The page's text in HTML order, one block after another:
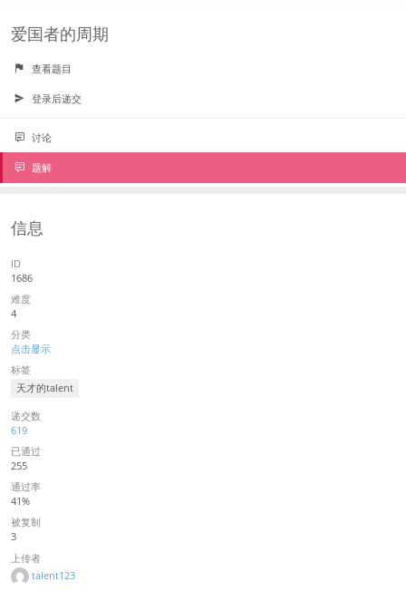
爱国者的周期
查看题目
登录后递交
讨论
题解
信息
ID
1686
难度
4
分类
点击显示
标签
天才的talent
递交数
619
已通过
255
通过率
41%
被复制
3
上传者
talent123